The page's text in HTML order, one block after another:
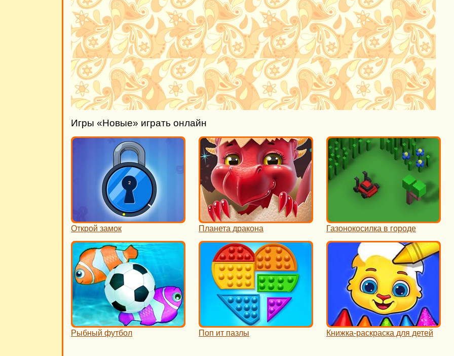
Игры «Новые» играть онлайн
Открой замок Планета дракона Газонокосилка в городе
Рыбный футбол Поп ит пазлы Книжка-раскраска для детей